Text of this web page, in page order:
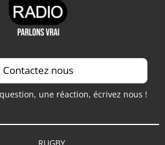
Contactez nous
une réaction, écrivez nous !